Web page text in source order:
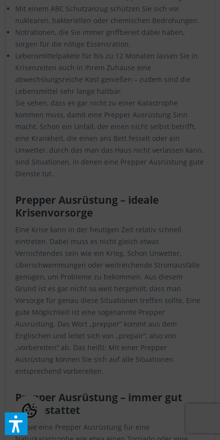
Mit einem ABC Schutzanzug schützen Sie sich vor
nuklearen, bakteriellen oder chemischen Bedrohungen.
Notrationen, die Sie immer griffbereit dabei haben,
sorgen für die nötige Essensration.
Lebensmittelpakete für bis zu 12 Monaten lassen Sie in
Krisenzeiten auch in Ihrem Zuhause eine
abwechslungsreiche Kost genießen – zudem sind die
Lebensmittel sehr lange haltbar.
Sie sehen, dass es gar nicht zu einer Katastrophe
kommen muss, damit eine Prepper Ausrüstung Sinn
macht. Schon ein Unfall, der einen nicht selbst betrifft,
eine Krankheit, die einen ans Bett fesselt oder ein
Unwetter, durch das man das Haus nicht verlassen kann,
sind Situationen, in denen eine Prepper Ausrüstung gute
Dienste tut.
Prepper Ausrüstung – ideale
Krisenvorsorge
Eine Krise kann in der heutigen Zeit relativ schnell
eintreten. Dabei muss es nicht gleich etwas
Vernichtendes sein wie ein Krieg. Schon Unwetter,
Überschwemmungen oder weitreichende Stromausfälle
genügen, um Probleme zu bekommen. Aus diesem
Grund ist es gar nicht so weit hergeholt, dass man
Vorsorge für genau diese Situationen treffen sollte. Eine
gute Möglichkeit ist eine sogenannte Prepper
Ausrüstung. Das Wort „prepper“ kommt aus dem
Englischen und leitet sich von „prepair“, also von
„vorbereiten“ ab. Das heißt: Mit einer Prepper
Ausrüstung können Sie sich auf alle Situationen
entsprechend vorbereiten.
Prepper Ausrüstung – immer gut
ausgestattet
Ob Sie eine Prepper Ausrüstung für eine